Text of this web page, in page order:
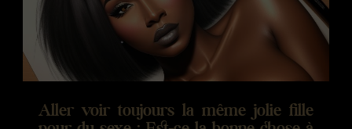
Aller voir toujours la même jolie fille